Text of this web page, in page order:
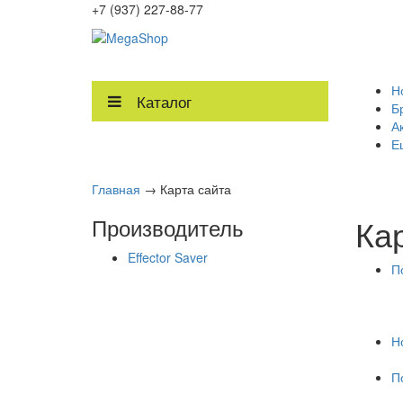
+7 (937) 227-88-77
Каталог
Главная → Карта сайта
Производитель
Effector Saver